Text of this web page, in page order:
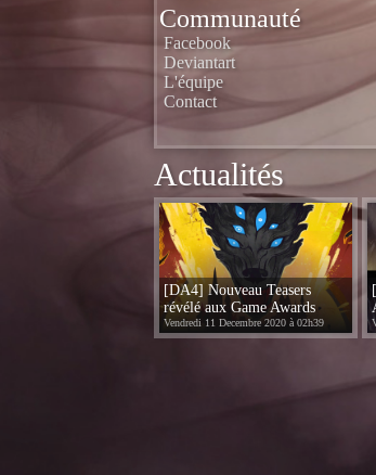
Communauté
Facebook
Deviantart
L'équipe
Contact
Actualités
[DA4] Nouveau Teasers
révélé aux Game Awards
Vendredi 11 Decembre 2020 à 02h39